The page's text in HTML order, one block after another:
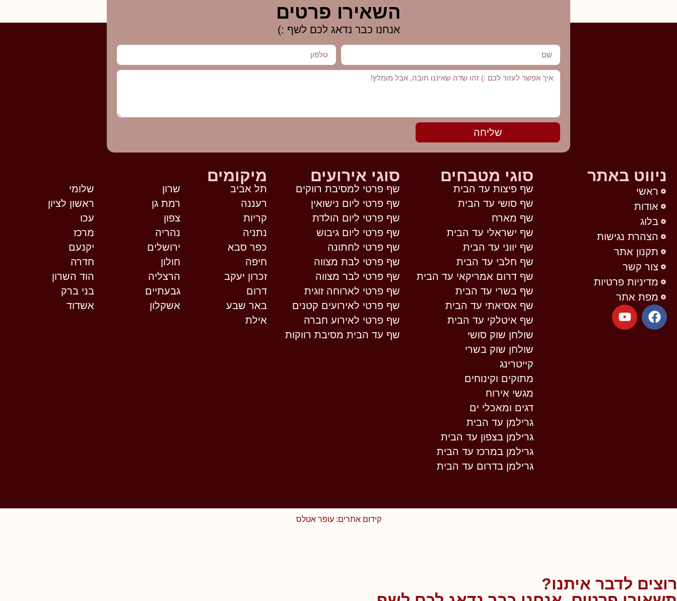
השאירו פרטים
אנחנו כבר נדאג לכם לשף :)
שליחה
ניווט באתר
ראשי
אודות
בלוג
הצהרת נגישות
תקנון אתר
צור קשר
מדיניות פרטיות
מפת אתר
סוגי מטבחים
שף פיצות עד הבית
שף סושי עד הבית
שף מארח
שף ישראלי עד הבית
שף יווני עד הבית
שף חלבי עד הבית
שף דרום אמריקאי עד הבית
שף בשרי עד הבית
שף אסיאתי עד הבית
שף איטלקי עד הבית
שולחן שוק סושי
שולחן שוק בשרי
קייטרינג
מתוקים וקינוחים
מגשי אירוח
דגים ומאכלי ים
גרילמן עד הבית
גרילמן בצפון עד הבית
גרילמן במרכז עד הבית
גרילמן בדרום עד הבית
סוגי אירועים
שף פרטי למסיבת רווקים
שף פרטי ליום נישואין
שף פרטי ליום הולדת
שף פרטי ליום גיבוש
שף פרטי לחתונה
שף פרטי לבת מצווה
שף פרטי לבר מצווה
שף פרטי לארוחה זוגית
שף פרטי לאירועים קטנים
שף פרטי לאירוע חברה
שף עד הבית מסיבת רווקות
מיקומים
תל אביב שרון
שלומי
רעננה
רמת גן
ראשון לציון
קריות
צפון
עכו
נתניה
נהריה
מרכז
כפר סבא
ירושלים
יקנעם
חיפה
חולון
חדרה
זכרון יעקב
הרצליה
הוד השרון
דרום
גבעתיים
בני ברק
באר שבע
אשקלון
אשדוד
אילת
קידום אתרים: עופר אטלס
רוצים לדבר איתנו?